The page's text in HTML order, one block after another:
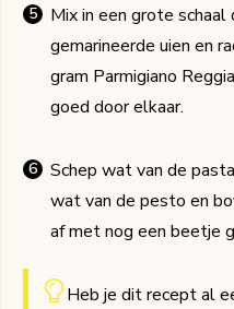
Mix in een grote
gemarineerde uien en
gram Parmigiano
goed door elkaar.
Schep wat van de
wat van de pesto en
af met nog een beetje
Heb je dit recept al